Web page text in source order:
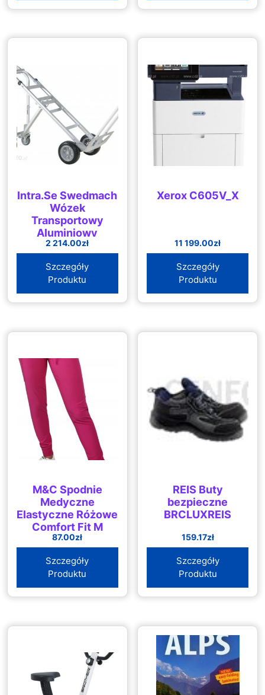
Intra.Se Swedmach
Wózek
Transportowy
Aluminiowy
Składany, 3-
2 214.00zł
Szczegóły
Produktu
Xerox C605V_X
11 199.00zł
Szczegóły
Produktu
M&C Spodnie
Medyczne
Elastyczne Różowe
Comfort Fit M
87.00zł
Szczegóły
Produktu
REIS Buty
bezpieczne
BRCLUXREIS
159.17zł
Szczegóły
Produktu